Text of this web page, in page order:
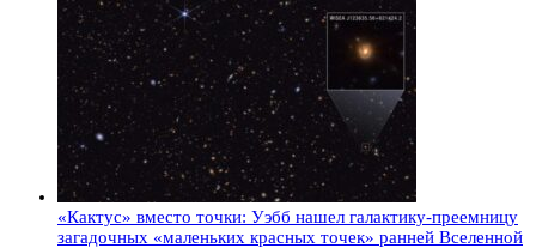
«Кактус» вместо точки: Уэбб нашел галактику-преемницу
загадочных «маленьких красных точек» ранней Вселенной